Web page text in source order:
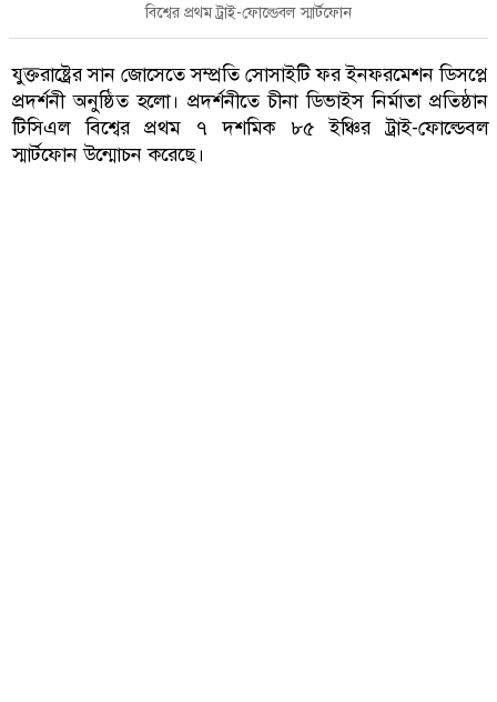
বিশ্বের প্রথম ট্রাই-ফোল্ডেবল স্মার্টফোন
যুক্তরাষ্ট্রের সান জোসেতে সম্প্রতি সোসাইটি ফর ইনফরমেশন ডিসপ্লে
প্রদর্শনী অনুষ্ঠিত হলো। প্রদর্শনীতে চীনা ডিভাইস নির্মাতা প্রতিষ্ঠান
টিসিএল বিশ্বের প্রথম ৭ দশমিক ৮৫ ইঞ্চির ট্রাই-ফোল্ডেবল
স্মার্টফোন উন্মোচন করেছে।